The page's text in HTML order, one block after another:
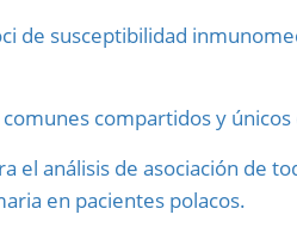
de susceptibilidad
compartidos y
el análisis de asociación de
en pacientes polacos.